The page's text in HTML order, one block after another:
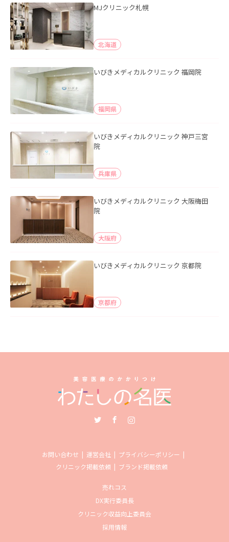
MJクリニック札幌
北海道
いびきメディカルクリニック 福岡院
福岡県
いびきメディカルクリニック 神戸三宮
院
兵庫県
いびきメディカルクリニック 大阪梅田
院
大阪府
いびきメディカルクリニック 京都院
京都府
お問い合わせ 運営会社
プライバシーポリシー
クリニック掲載依頼
ブランド掲載依頼
売れコス
DX実行委員長
クリニック収益向上委員会
採用情報